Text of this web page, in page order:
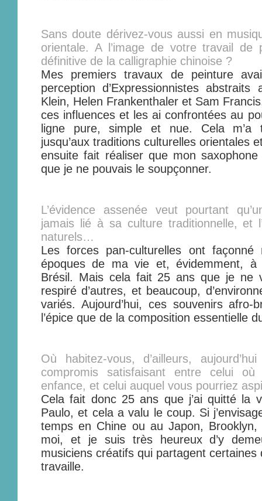
Sans doute dérivez-vous aussi en
orientale. A l’image de votre travail de
définitive de la calligraphie chinoise ?
Mes premiers travaux de peinture
perception d’Expressionnistes
Klein, Helen Frankenthaler et Sam
ces influences et les ai confrontées au
ligne pure, simple et nue. Cela m’a
jusqu’aux traditions culturelles orientales
ensuite fait réaliser que mon saxophone
que je ne pouvais le soupçonner.
L’évidence assenée veut pourtant
jamais lié à sa culture traditionnelle, et
naturels…
Les forces pan-culturelles ont
époques de ma vie et, évidemment, à
Brésil. Mais cela fait 25 ans que je ne
respiré d’autres, et beaucoup,
variés. Aujourd’hui, ces souvenirs afro-
l’épice que de la composition essentielle
Où habitez-vous, d’ailleurs,
compromis satisfaisant entre celui
enfance, et celui auquel vous pourriez
Cela fait donc 25 ans que j’ai quitté la
Paulo, et cela a valu le coup. Si
temps en Chine ou au Japon,
moi, et je suis très heureux d’y
musiciens créatifs qui partagent certaines
travaille.